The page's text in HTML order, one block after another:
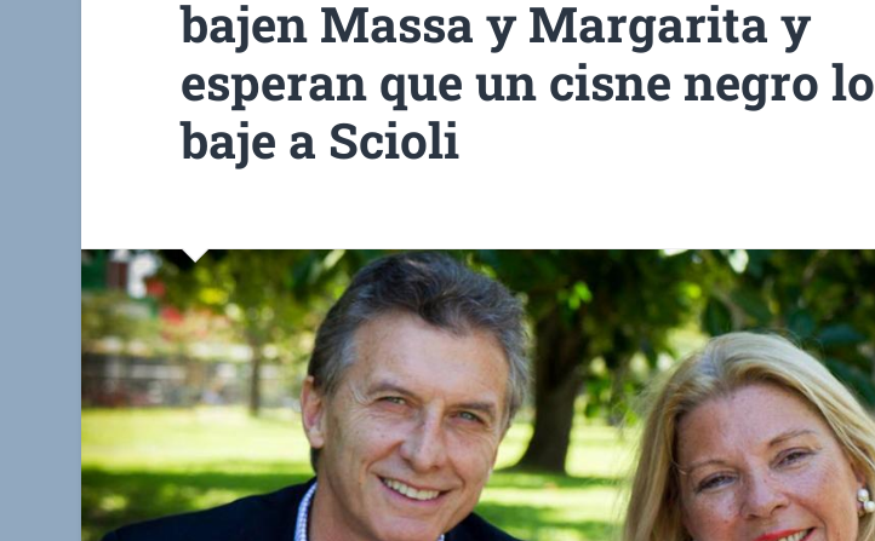
bajen Massa y Margarita y
esperan que un cisne negro lo
baje a Scioli